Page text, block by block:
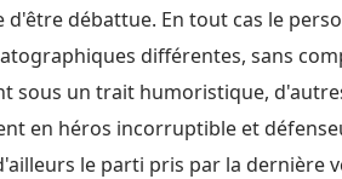
d'être débattue. En tout cas le
différentes, sans
sous un trait humoristique,
en héros incorruptible et
le parti pris par la dernière